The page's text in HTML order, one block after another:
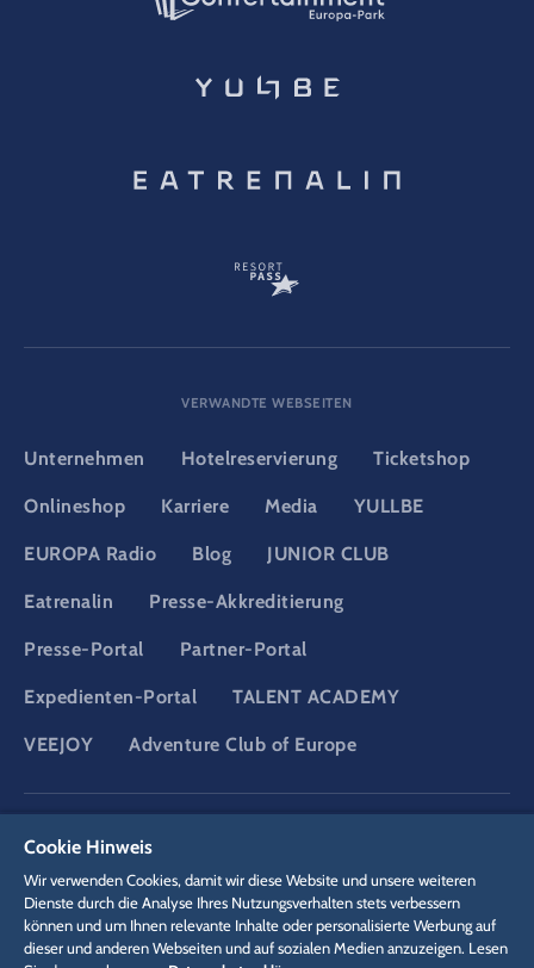
VERWANDTE WEBSEITEN
Unternehmen Hotelreservierung Ticketshop
Onlineshop Karriere Media YULLBE
EUROPA Radio Blog JUNIOR CLUB
Eatrenalin Presse-Akkreditierung
Presse-Portal Partner-Portal
Expedienten-Portal TALENT ACADEMY
VEEJOY Adventure Club of Europe
Cookie Hinweis
Wir verwenden Cookies, damit wir diese Website und unsere weiteren
Dienste durch die Analyse Ihres Nutzungsverhalten stets verbessern
können und um Ihnen relevante Inhalte oder personalisierte Werbung auf
dieser und anderen Webseiten und auf sozialen Medien anzuzeigen. Lesen